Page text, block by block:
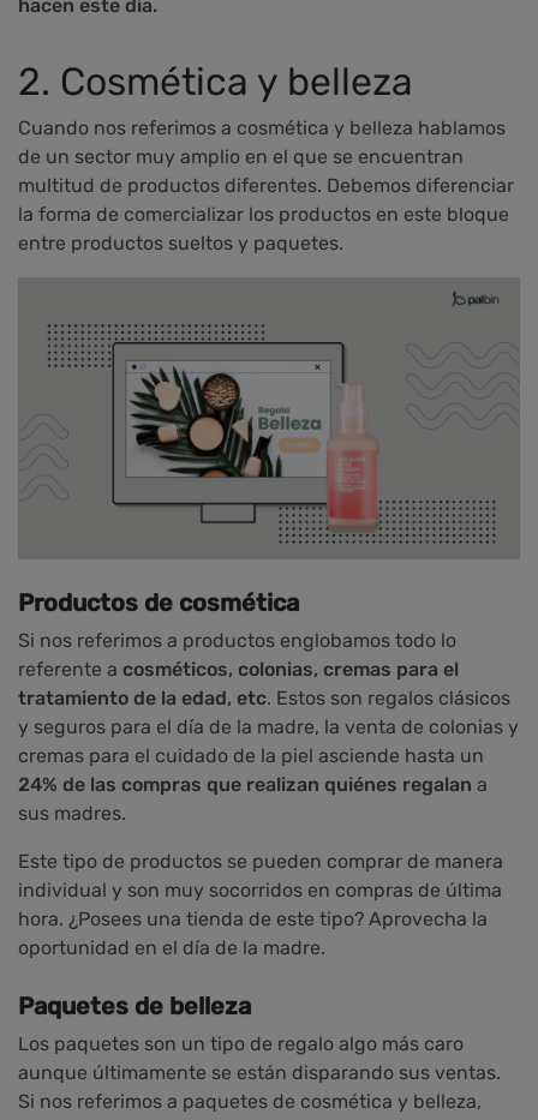
hacen este día.
2. Cosmética y belleza
Cuando nos referimos a cosmética y belleza hablamos
de un sector muy amplio en el que se encuentran
multitud de productos diferentes. Debemos diferenciar
la forma de comercializar los productos en este bloque
entre productos sueltos y paquetes.
Productos de cosmética
Si nos referimos a productos englobamos todo lo
referente a cosméticos, colonias, cremas para el
tratamiento de la edad, etc. Estos son regalos clásicos
y seguros para el día de la madre, la venta de colonias y
cremas para el cuidado de la piel asciende hasta un
24% de las compras que realizan quiénes regalan a
sus madres.
Este tipo de productos se pueden comprar de manera
individual y son muy socorridos en compras de última
hora. ¿Posees una tienda de este tipo? Aprovecha la
oportunidad en el día de la madre.
Paquetes de belleza
Los paquetes son un tipo de regalo algo más caro
aunque últimamente se están disparando sus ventas.
Si nos referimos a paquetes de cosmética y belleza,